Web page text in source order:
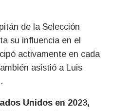
de la Selección
su influencia en el
activamente en cada
asistió a Luis
Unidos en 2023,